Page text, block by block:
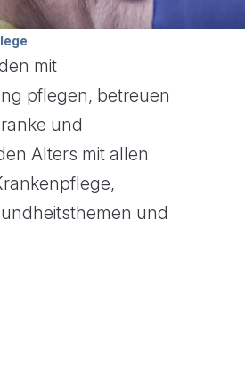
mit
pflegen, betreuen
und
Alters mit allen
und